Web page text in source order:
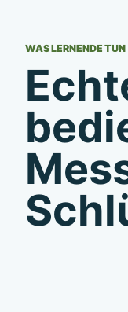
WAS LERNENDE TUN